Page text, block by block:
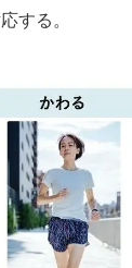
する。